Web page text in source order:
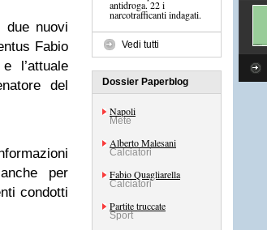
due nuovi
Fabio
l’attuale
del
per
condotti
antidroga. 22 i
narcotrafficanti indagati.
Vedi tutti
Dossier Paperblog
Napoli
Mete
Alberto Malesani
Calciatori
Fabio Quagliarella
Calciatori
Partite truccate
Sport